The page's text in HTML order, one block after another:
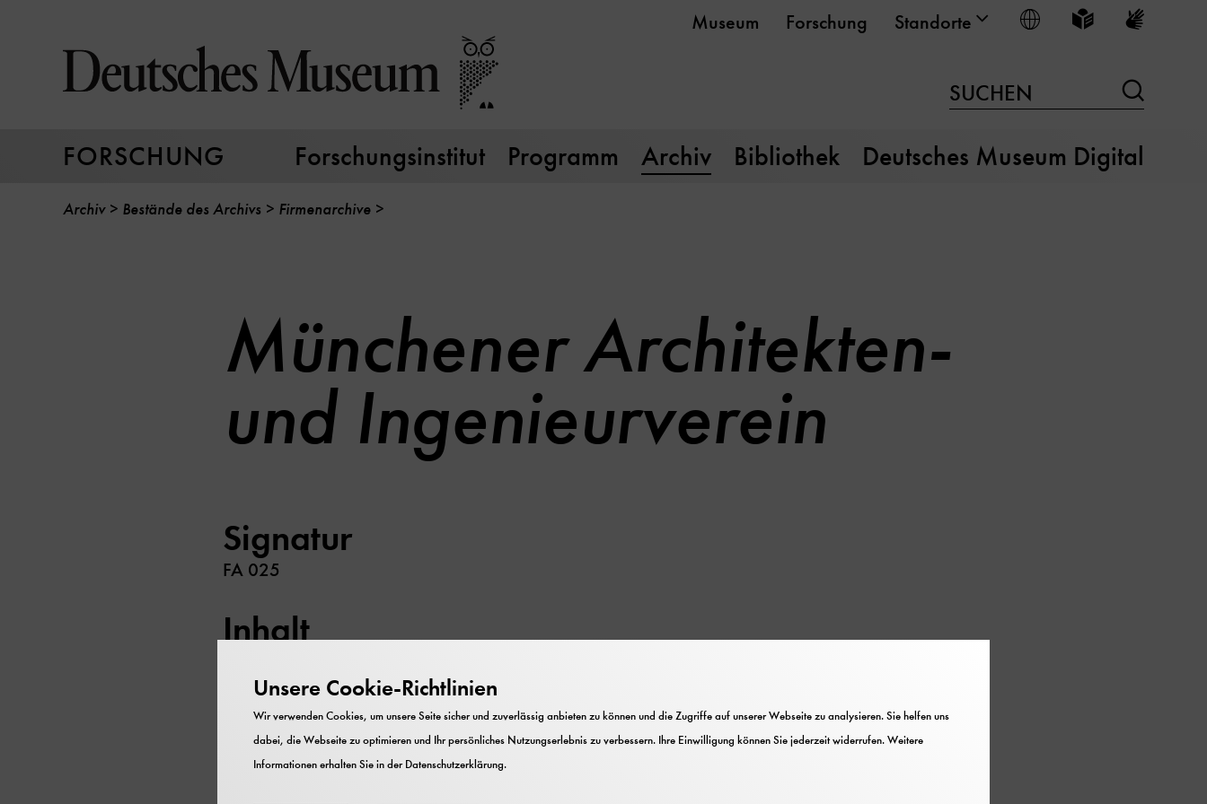
Seiteninhalt
springen
Museum Forschung Standorte Sprache wählen
Leichte Sprache
SUCHEN
FORSCHUNG Forschungsinstitut Programm Archiv Bibliothek Deutsches Museum Digital
Archiv Bestände des Archivs Firmenarchive
Münchener Architekten-
und Ingenieurverein
Signatur
FA 025
Inhalt
Datierung
1880 - 1886
Unsere Cookie-Richtlinien
Wir verwenden Cookies, um unsere Seite sicher und zuverlässig anbieten zu können und die Zugriffe auf unserer Webseite zu analysieren. Sie helfen uns
dabei, die Webseite zu optimieren und Ihr persönliches Nutzungserlebnis zu verbessern. Ihre Einwilligung können Sie jederzeit widerrufen. Weitere
Informationen erhalten Sie in derDatenschutzerklärung.